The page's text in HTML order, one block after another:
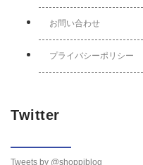
お問い合わせ
プライバシーポリシー
Twitter
Tweets by @shoppiblog